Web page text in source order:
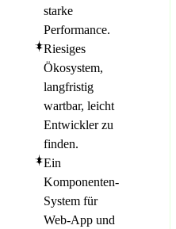
starke
Performance.
Riesiges
Ökosystem,
langfristig
wartbar, leicht
Entwickler zu
finden.
Ein
Komponenten-
System für
Web-App und